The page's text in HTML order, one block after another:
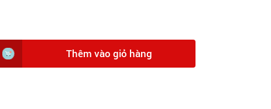
Thêm vào giỏ hàng